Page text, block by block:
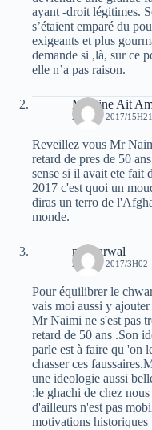
ayant -droit légitimes.
s’étaient emparé du
exigeants et plus
demande si ,là, sur ce
elle n’a pas raison.
Massine Ait
28 JUIN 2017/15H21
Reveillez vous Mr
retard de pres de 50
sense si il avait ete fait
2017 c'est quoi un
diras un terro de
monde.
moh arwal
29 JUIN 2017/3H02
Pour équilibrer le
vais moi aussi y
Mr Naimi ne s'est pas
retard de 50 ans .Son
parle est à faire qu 'on
chasser ces
une ideologie aussi
:le ghachi de chez
d'ailleurs n'est pas
motivations historiques